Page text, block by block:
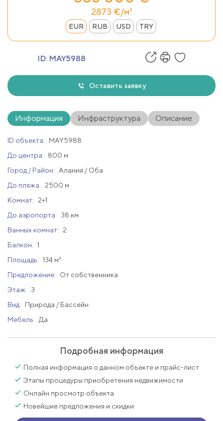
2873 €/м²
EUR RUB USD TRY
ID: MAY5988
Оставить заявку
Информация Инфраструктура Описание
ID объекта:
MAY5988
До центра:
800 м
Город / Район:
Алания / Оба
До пляжа:
2500 м
Комнат:
2+1
До аэропорта:
38 км
Ванных комнат:
2
Балкон: 1
Площадь: 134 м²
Предложение:
От собственника
Этаж:
3
Вид:
Природа / Бассейн
Мебель:
Да
Подробная информация
Полная информация о данном объекте и прайс-лист
Этапы процедуры приобретения недвижимости
Онлайн просмотр объекта
Новейшие предложения и скидки